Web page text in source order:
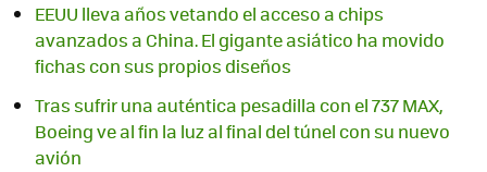
EEUU lleva años vetando el acceso a chips
avanzados a China. El gigante asiático ha movido
fichas con sus propios diseños
Tras sufrir una auténtica pesadilla con el 737 MAX,
Boeing ve al fin la luz al final del túnel con su nuevo
avión